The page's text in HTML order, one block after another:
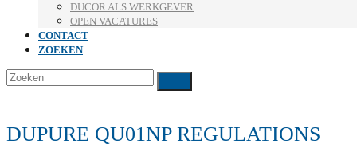
DUCOR ALS WERKGEVER
OPEN VACATURES
CONTACT
ZOEKEN
Zoeken
Verzenden
DUPURE QU01NP REGULATIONS